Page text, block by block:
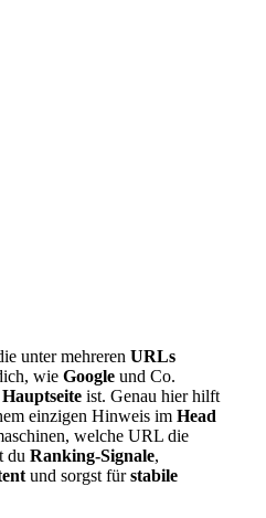
unter mehreren URLs
wie Googleund Co.
Hauptseiteist. Genau hier hilft
einzigen Hinweis im Head
welche URL die
du Ranking-Signale,
und sorgst fürstabile